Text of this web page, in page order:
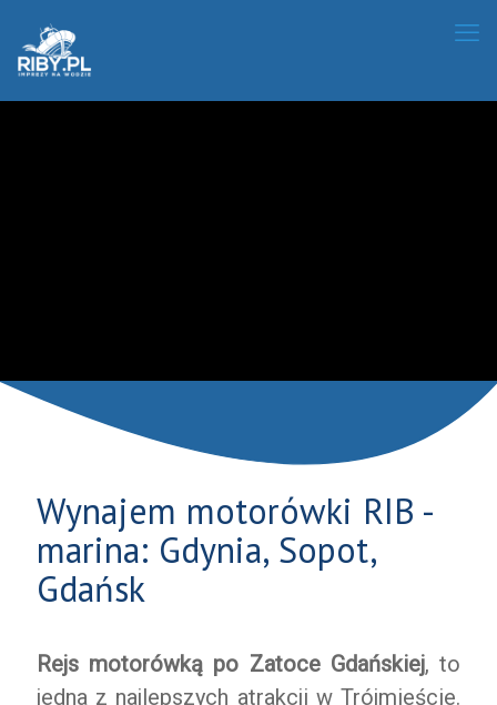
Wynajem motorówki RIB -
marina: Gdynia, Sopot,
Gdańsk
Rejs motorówką po Zatoce Gdańskiej, to
jedna z najlepszych atrakcji w Trójmieście.